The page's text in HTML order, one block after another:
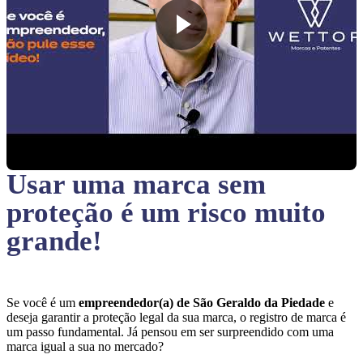
Usar uma marca sem
proteção é um risco muito
grande!
Se você é um empreendedor(a) de São Geraldo da Piedade e
deseja garantir a proteção legal da sua marca, o registro de marca é
um passo fundamental. Já pensou em ser surpreendido com uma
marca igual a sua no mercado?